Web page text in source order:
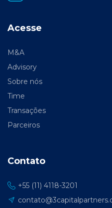
Acesse
M&A
Advisory
Sobre nós
Time
Transações
Parceiros
Contato
+55 (11) 4118-3201